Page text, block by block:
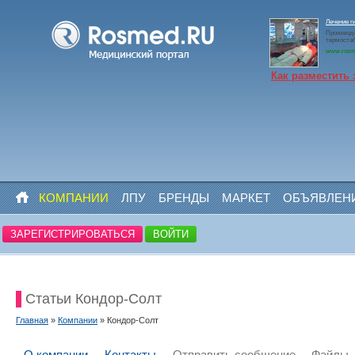
Лечение
Как разместить
КОМПАНИИ ЛПУ БРЕНДЫ МАРКЕТ
ЗАРЕГИСТРИРОВАТЬСЯ ВОЙТИ
Статьи Кондор-Солт
Главная » Компании » Кондор-Солт